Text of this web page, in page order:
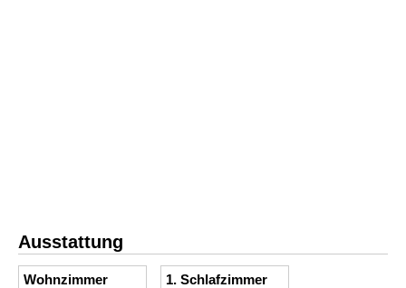
Ausstattung
Wohnzimmer
1. Schlafzimmer